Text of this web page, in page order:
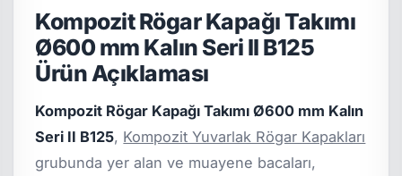
Kompozit Rögar Kapağı Takımı
Ø600 mm Kalın Seri II B125
Ürün Açıklaması
Kompozit Rögar Kapağı Takımı Ø600 mm Kalın
Seri II B125, Kompozit Yuvarlak Rögar Kapakları
grubunda yer alan ve muayene bacaları,